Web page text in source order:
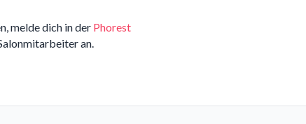
melde dich in der Phorest
an.